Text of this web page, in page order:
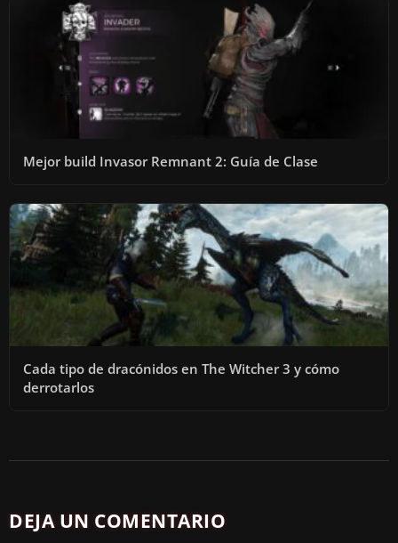
Mejor build Invasor Remnant 2: Guía de Clase
Cada tipo de dracónidos en The Witcher 3 y cómo
derrotarlos
DEJA UN COMENTARIO